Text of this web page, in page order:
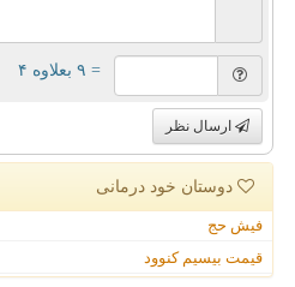
= ۹ بعلاوه ۴
ارسال نظر
دوستان خود درمانی
فیش حج
قیمت بیسیم کنوود